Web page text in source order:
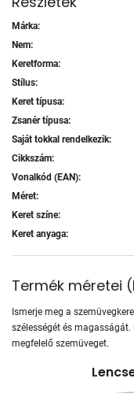
Márka:
Nem:
Keretforma:
Stílus:
Keret típusa:
Zsanér típusa:
Saját tokkal rendelkezik:
Cikkszám:
Vonalkód (EAN):
Méret:
Keret színe:
Keret anyaga:
Termék méretei (
Ismerje meg a
szélességét és
megfelelő szemüveget.